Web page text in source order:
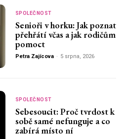
SPOLEČNOST
Senioři v horku: Jak poznat
přehřátí včas a jak rodičům
pomoct
Petra Zajícova - 5 srpna, 2026
SPOLEČNOST
Sebesoucit: Proč tvrdost k
sobě samé nefunguje a co
zabírá místo ní